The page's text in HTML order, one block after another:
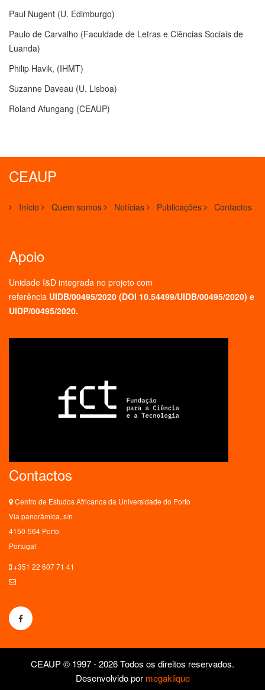
Paul Nugent (U. Edimburgo)
Paulo de Carvalho (Faculdade de Letras e Ciências Sociais de
Luanda)
Philip Havik, (IHMT)
Suzanne Daveau (U. Lisboa)
Roland Afungang (CEAUP)
CEAUP
Início Quem somos Notícias Publicações Contactos
Apoio
Unidade I&D integrada no projeto com
referência UIDB/00495/2020 (DOI 10.54499/UIDB/00495/2020) e
UIDP/00495/2020.
Contactos
Centro de Estudos Africanos da Universidade do Porto
Via panorâmica, s/n
4150-564 Porto
Portugal
+351 22 607 71 41
CEAUP © 1997 - 2026 Todos os direitos reservados.
Desenvolvido por megaklique